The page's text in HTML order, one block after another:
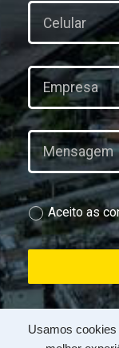
Usamos
Aceito as